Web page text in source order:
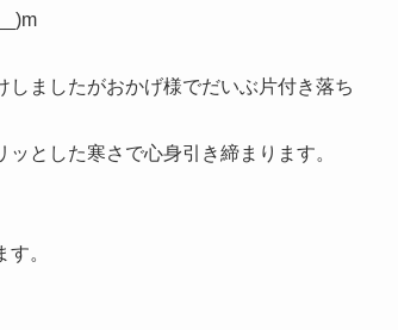
ましたがおかげ様でだいぶ片付き落ち
とした寒さで心身引き締まります。
。